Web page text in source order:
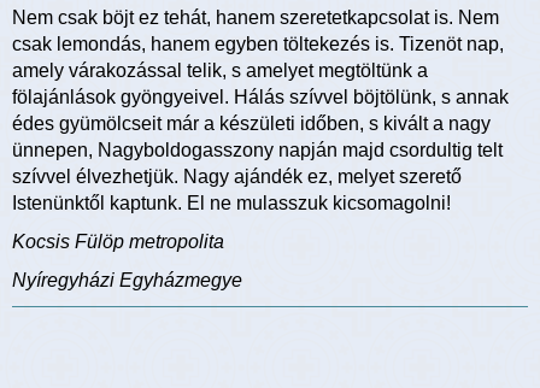
Nem csak böjt ez tehát, hanem szeretetkapcsolat is. Nem
csak lemondás, hanem egyben töltekezés is. Tizenöt nap,
amely várakozással telik, s amelyet megtöltünk a
fölajánlások gyöngyeivel. Hálás szívvel böjtölünk, s annak
édes gyümölcseit már a készületi időben, s kivált a nagy
ünnepen, Nagyboldogasszony napján majd csordultig telt
szívvel élvezhetjük. Nagy ajándék ez, melyet szerető
Istenünktől kaptunk. El ne mulasszuk kicsomagolni!
Kocsis Fülöp metropolita
Nyíregyházi Egyházmegye